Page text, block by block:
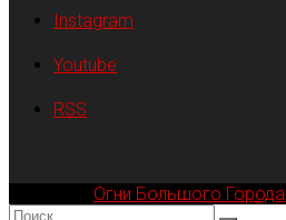
Instagram
Youtube
RSS
Огни Большого Города